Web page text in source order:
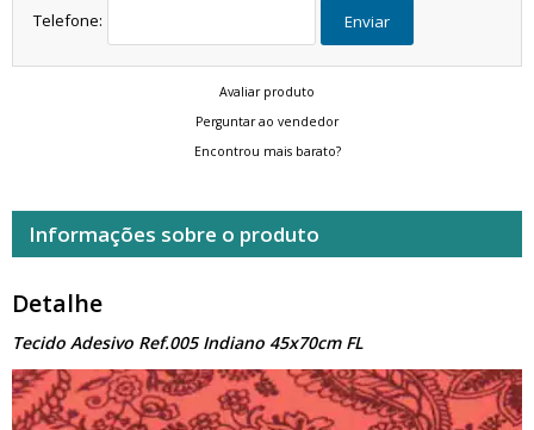
Telefone: Enviar
Avaliar produto
Perguntar ao vendedor
Encontrou mais barato?
Informações sobre o produto
Detalhe
Tecido Adesivo Ref.005 Indiano 45x70cm FL